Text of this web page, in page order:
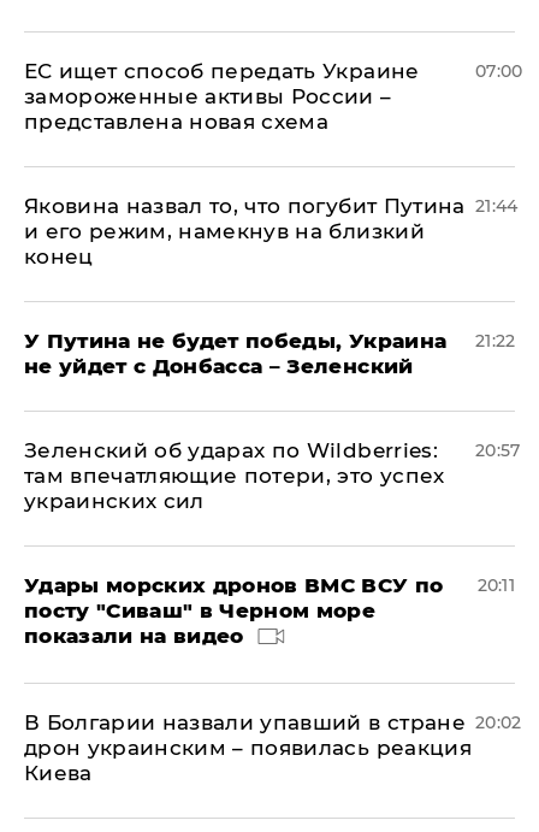
ЕС ищет способ передать Украине
замороженные активы России –
представлена новая схема
07:00
Яковина назвал то, что погубит Путина
и его режим, намекнув на близкий
конец
21:44
У Путина не будет победы, Украина
не уйдет с Донбасса – Зеленский
21:22
Зеленский об ударах по Wildberries:
там впечатляющие потери, это успех
украинских сил
20:57
Удары морских дронов ВМС ВСУ по
посту "Сиваш" в Черном море
показали на видео
20:11
В Болгарии назвали упавший в стране
дрон украинским – появилась реакция
Киева
20:02